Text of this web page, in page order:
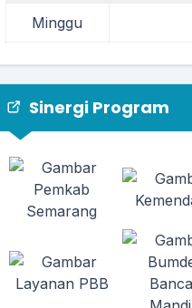
Minggu
Sinergi Program